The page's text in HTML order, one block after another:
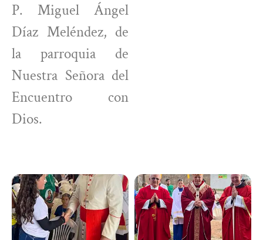
P. Miguel Ángel
Díaz Meléndez, de
la parroquia de
Nuestra Señora del
Encuentro con
Dios.